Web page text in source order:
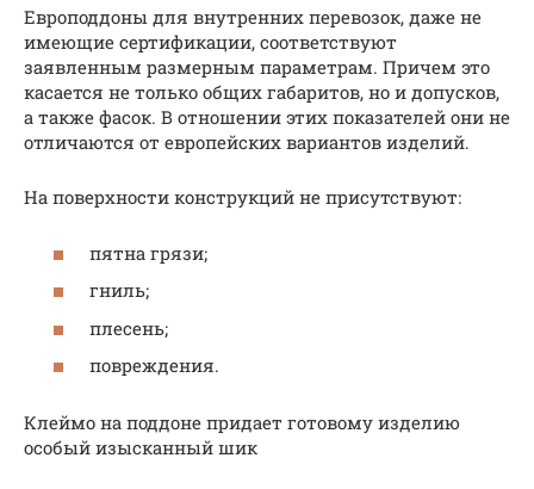
Европоддоны для внутренних перевозок, даже не
имеющие сертификации, соответствуют
заявленным размерным параметрам. Причем это
касается не только общих габаритов, но и допусков,
а также фасок. В отношении этих показателей они не
отличаются от европейских вариантов изделий.
На поверхности конструкций не присутствуют:
пятна грязи;
гниль;
плесень;
повреждения.
Клеймо на поддоне придает готовому изделию
особый изысканный шик